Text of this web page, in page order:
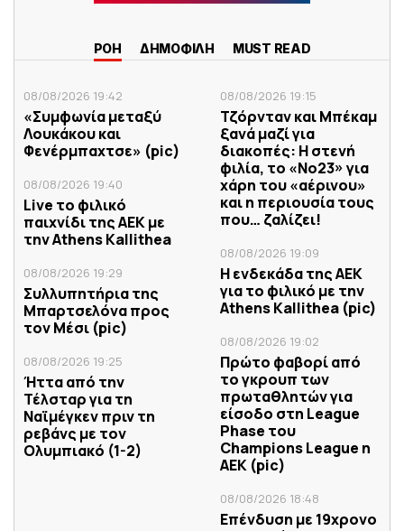
ΡΟΗ ΔΗΜΟΦΙΛΗ MUST READ
08/08/2026 19:42
«Συμφωνία μεταξύ
Λουκάκου και
Φενέρμπαχτσε» (pic)
08/08/2026 19:40
Live το φιλικό
παιχνίδι της ΑΕΚ με
την Athens Kallithea
08/08/2026 19:29
Συλλυπητήρια της
Μπαρτσελόνα προς
τον Μέσι (pic)
08/08/2026 19:25
Ήττα από την
Τέλσταρ για τη
Ναϊμέγκεν πριν τη
ρεβάνς με τον
Ολυμπιακό (1-2)
08/08/2026 19:15
Τζόρνταν και Μπέκαμ
ξανά μαζί για
διακοπές: Η στενή
φιλία, το «Νο23» για
χάρη του «αέρινου»
και η περιουσία τους
που… ζαλίζει!
08/08/2026 19:09
Η ενδεκάδα της ΑΕΚ
για το φιλικό με την
Athens Kallithea (pic)
08/08/2026 19:02
Πρώτο φαβορί από
το γκρουπ των
πρωταθλητών για
είσοδο στη League
Phase του
Champions League η
ΑΕΚ (pic)
08/08/2026 18:48
Επένδυση με 19χρονο